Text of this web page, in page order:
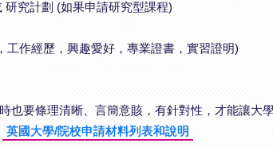
究計劃 (如果申請研究型課程)
作經歷，興趣愛好，專業證書，實習證明)
也要條理清晰、言簡意賅，有針對性，才能讓大
英國大學/院校申請材料列表和說明